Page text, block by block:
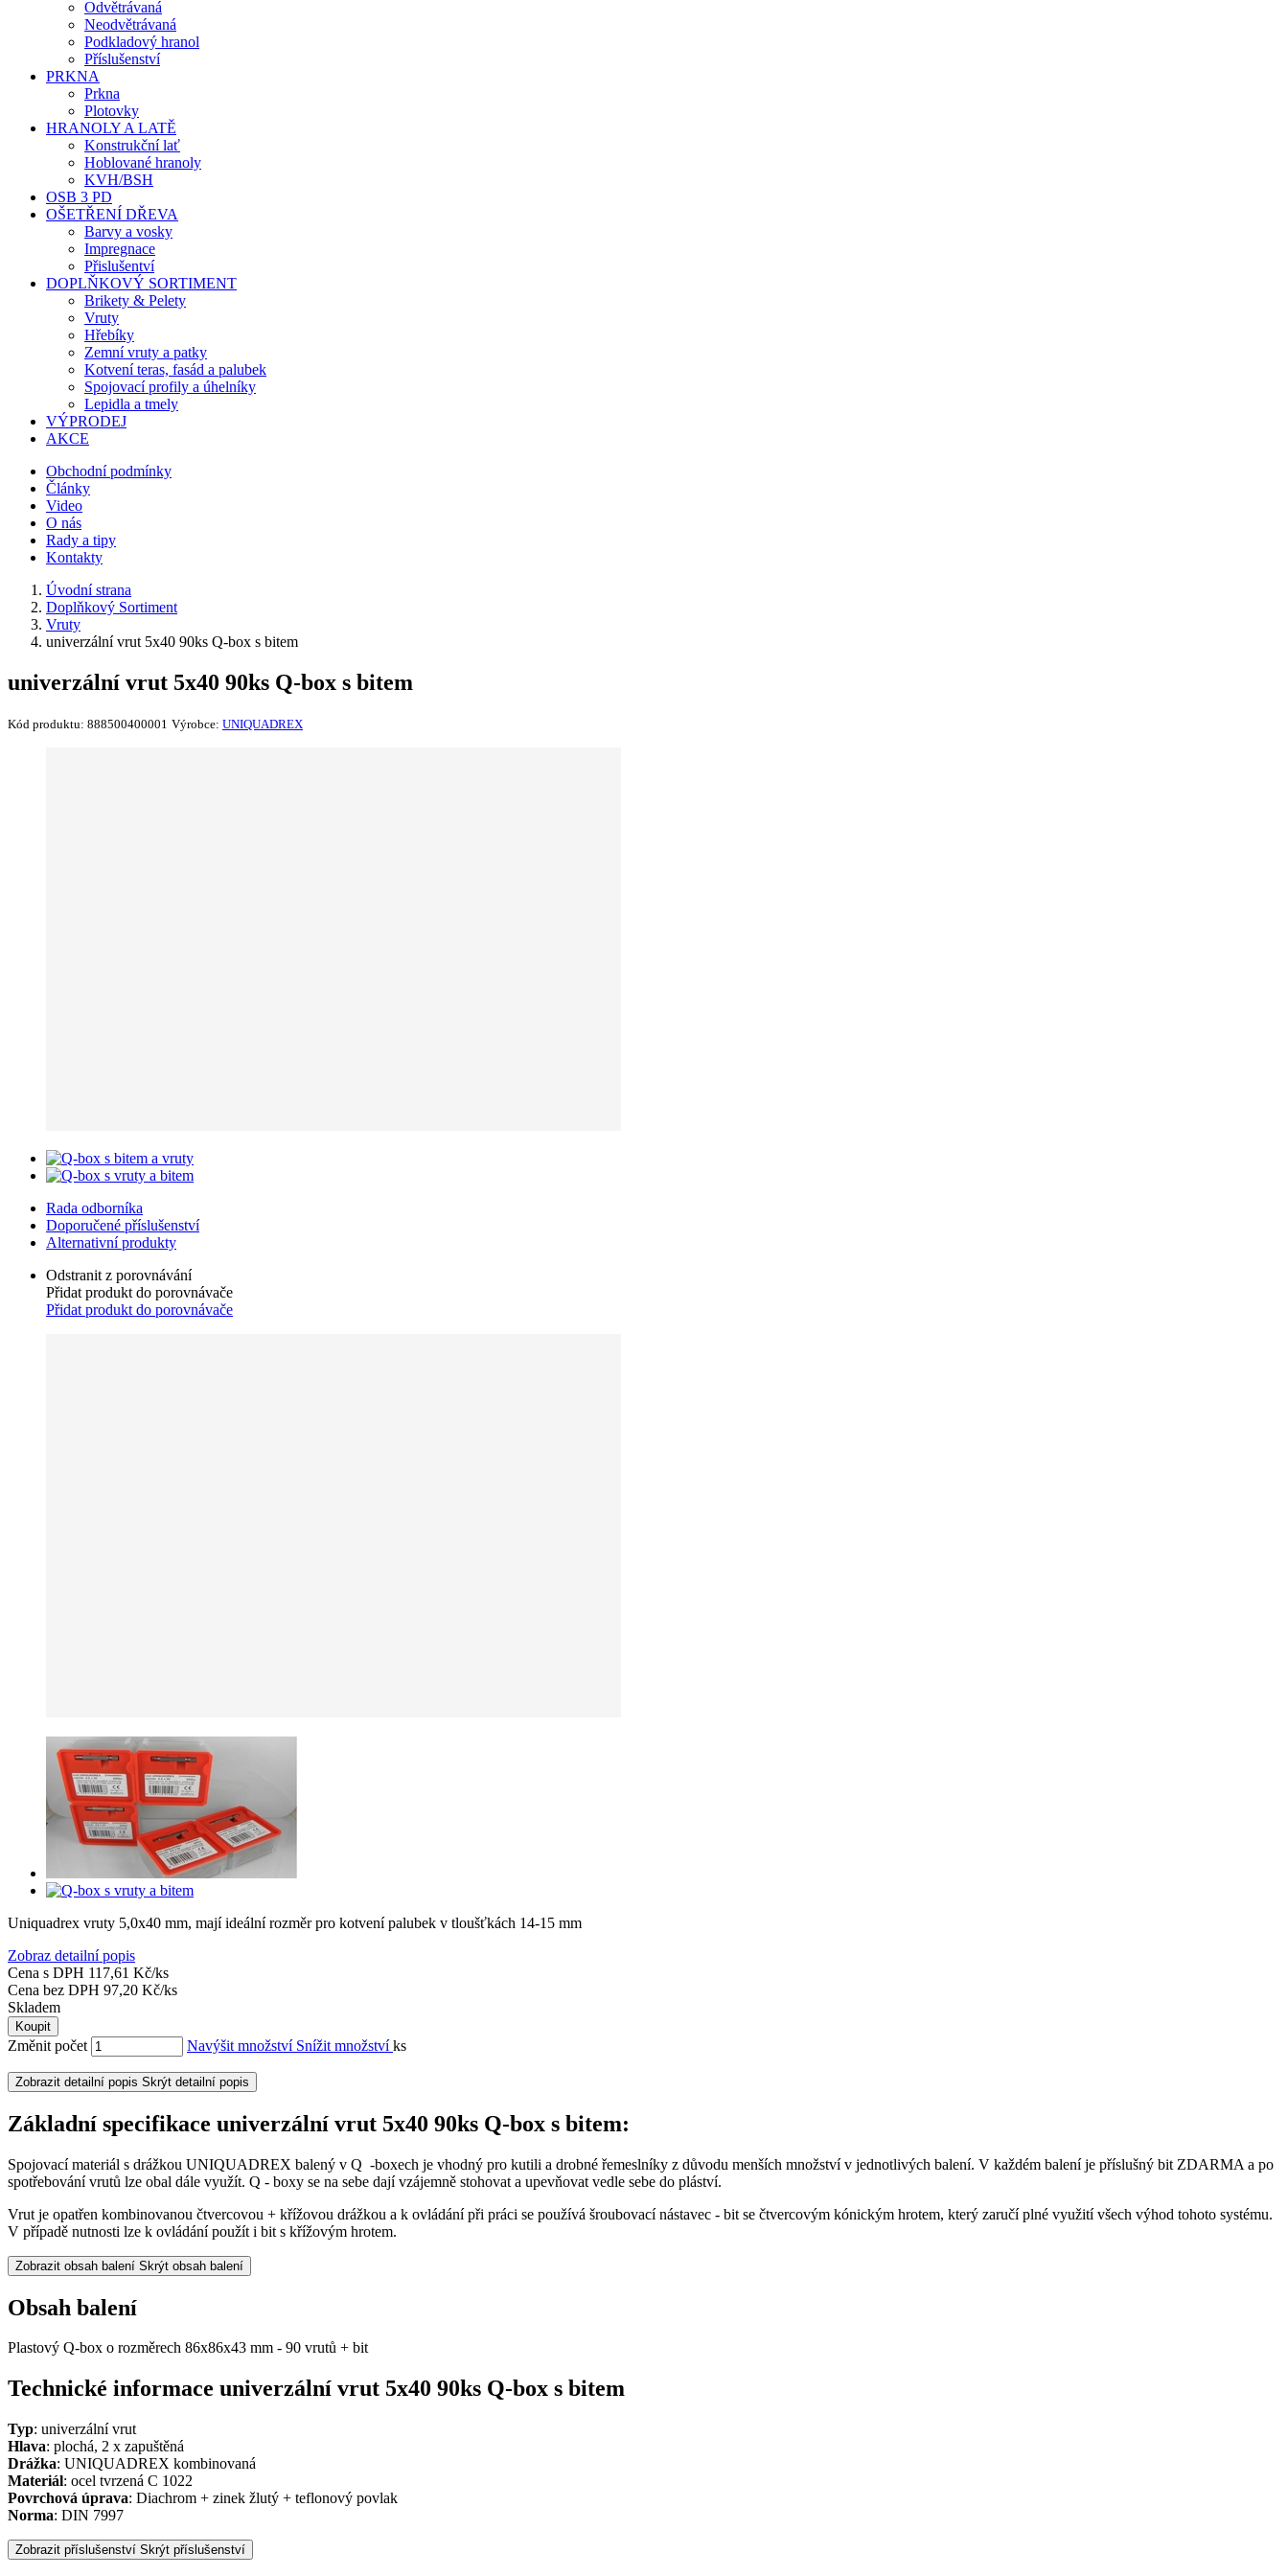
Odvětrávaná
Neodvětrávaná
Podkladový hranol
Příslušenství
PRKNA
Prkna
Plotovky
HRANOLY A LATĚ
Konstrukční lať
Hoblované hranoly
KVH/BSH
OSB 3 PD
OŠETŘENÍ DŘEVA
Barvy a vosky
Impregnace
Přislušentví
DOPLŇKOVÝ SORTIMENT
Brikety & Pelety
Vruty
Hřebíky
Zemní vruty a patky
Kotvení teras, fasád a palubek
Spojovací profily a úhelníky
Lepidla a tmely
VÝPRODEJ
AKCE
Obchodní podmínky
Články
Video
O nás
Rady a tipy
Kontakty
Úvodní strana
Doplňkový Sortiment
Vruty
univerzální vrut 5x40 90ks Q-box s bitem
univerzální vrut 5x40 90ks Q-box s bitem
Kód produktu: 888500400001 Výrobce: UNIQUADREX
Rada odborníka
Doporučené příslušenství
Alternativní produkty
Odstranit z porovnávání
Přidat produkt do porovnávače
Přidat produkt do porovnávače
Uniquadrex vruty 5,0x40 mm, mají ideální rozměr pro kotvení palubek v tloušťkách 14-15 mm
Zobraz detailní popis
Cena s DPH 117,61 Kč/ks
Cena bez DPH 97,20 Kč/ks
Skladem
Koupit
Změnit počet Navýšit množství Snížit množstvíks
Zobrazit detailní popis Skrýt detailní popis
Základní specifikace univerzální vrut 5x40 90ks Q-box s bitem:
Spojovací materiál s drážkou UNIQUADREX balený v Q -boxech je vhodný pro kutili a drobné řemeslníky z důvodu menších množství v jednotlivých balení. V každém balení je příslušný bit ZDARMA a po
spotřebování vrutů lze obal dále využít. Q - boxy se na sebe dají vzájemně stohovat a upevňovat vedle sebe do pláství.
Vrut je opatřen kombinovanou čtvercovou + křížovou drážkou a k ovládání při práci se používá šroubovací nástavec - bit se čtvercovým kónickým hrotem, který zaručí plné využití všech výhod tohoto systému.
V případě nutnosti lze k ovládání použít i bit s křížovým hrotem.
Zobrazit obsah balení Skrýt obsah balení
Obsah balení
Plastový Q-box o rozměrech 86x86x43 mm - 90 vrutů + bit
Technické informace univerzální vrut 5x40 90ks Q-box s bitem
Typ: univerzální vrut
Hlava: plochá, 2 x zapuštěná
Drážka: UNIQUADREX kombinovaná
Materiál: ocel tvrzená C 1022
Povrchová úprava: Diachrom + zinek žlutý + teflonový povlak
Norma: DIN 7997
Zobrazit příslušenství Skrýt příslušenství